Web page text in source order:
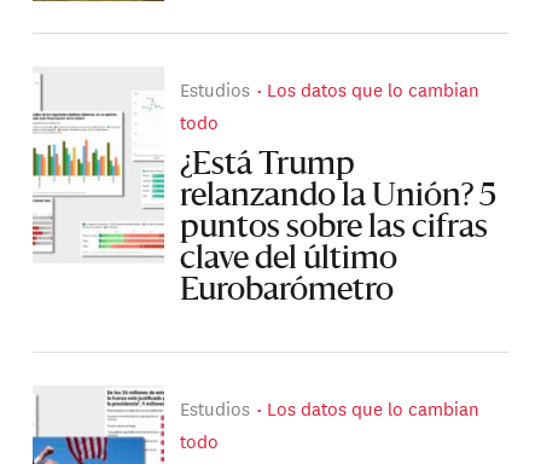
Estudios
Los datos que lo cambian
todo
¿Está Trump
relanzando la Unión? 5
puntos sobre las cifras
clave del último
Eurobarómetro
Estudios
Los datos que lo cambian
todo